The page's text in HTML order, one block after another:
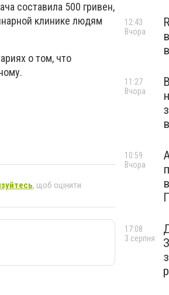
составила 500 гривен,
клинике людям
о том, что
, щоб оцінити
12:43
Вчора
11:27
Вчора
10:59
Вчора
17:08
3 серпня